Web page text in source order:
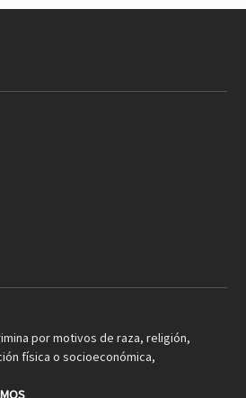
por motivos de raza, religión,
física o socioeconómica,